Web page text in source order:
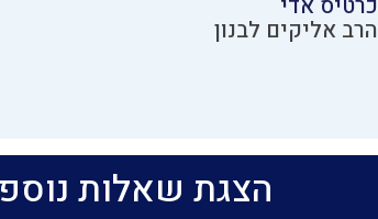
הרב אליקים לבנון
הצגת שאלות